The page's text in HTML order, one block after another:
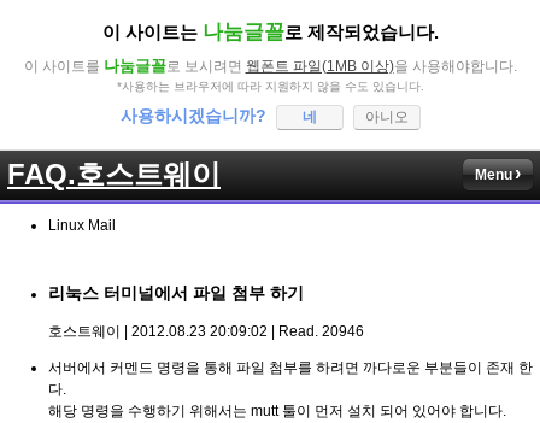
이 사이트는 나눔글꼴로 제작되었습니다.
이 사이트를 나눔글꼴로 보시려면 웹폰트 파일(1MB 이상)을 사용해야합니다.
*사용하는 브라우저에 따라 지원하지 않을 수도 있습니다.
사용하시겠습니까? 네 아니오
FAQ.호스트웨이 Menu
Linux Mail
리눅스 터미널에서 파일 첨부 하기
호스트웨이 | 2012.08.23 20:09:02 | Read. 20946
서버에서 커멘드 명령을 통해 파일 첨부를 하려면 까다로운 부분들이 존재 한
다.
해당 명령을 수행하기 위해서는 mutt 툴이 먼저 설치 되어 있어야 합니다.